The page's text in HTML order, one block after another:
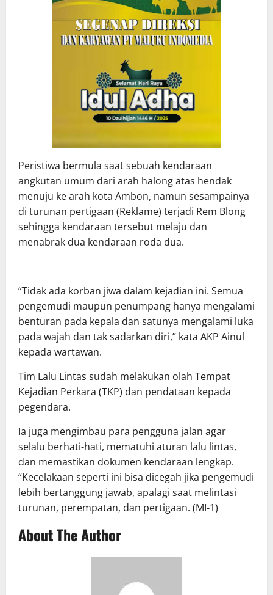
Peristiwa bermula saat sebuah kendaraan
angkutan umum dari arah halong atas hendak
menuju ke arah kota Ambon, namun sesampainya
di turunan pertigaan (Reklame) terjadi Rem Blong
sehingga kendaraan tersebut melaju dan
menabrak dua kendaraan roda dua.
“Tidak ada korban jiwa dalam kejadian ini. Semua
pengemudi maupun penumpang hanya mengalami
benturan pada kepala dan satunya mengalami luka
pada wajah dan tak sadarkan diri,” kata AKP Ainul
kepada wartawan.
Tim Lalu Lintas sudah melakukan olah Tempat
Kejadian Perkara (TKP) dan pendataan kepada
pegendara.
Ia juga mengimbau para pengguna jalan agar
selalu berhati-hati, mematuhi aturan lalu lintas,
dan memastikan dokumen kendaraan lengkap.
“Kecelakaan seperti ini bisa dicegah jika pengemudi
lebih bertanggung jawab, apalagi saat melintasi
turunan, perempatan, dan pertigaan. (MI-1)
About The Author